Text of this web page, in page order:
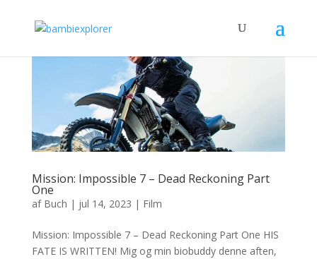
Mission: Impossible 7 – Dead Reckoning Part
One
af Buch | jul 14, 2023 | Film
Mission: Impossible 7 – Dead Reckoning Part One HIS
FATE IS WRITTEN! Mig og min biobuddy denne aften,